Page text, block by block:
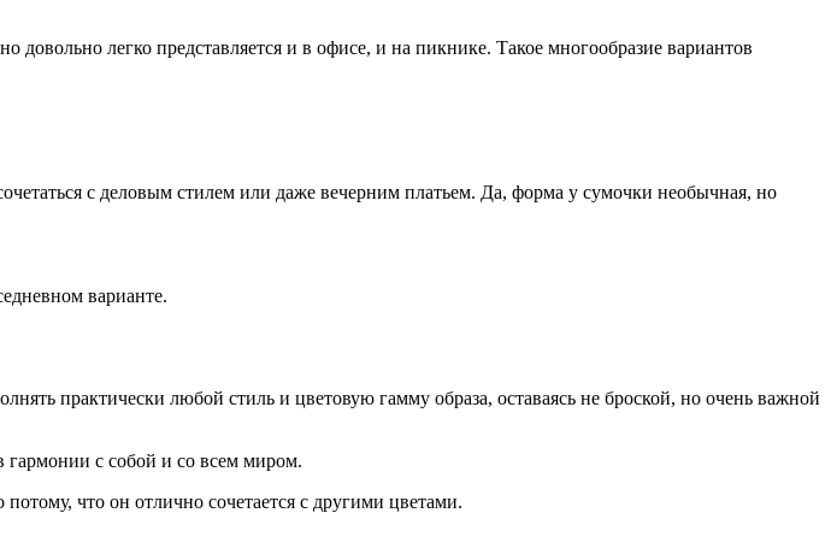
легко представляется и в офисе, и на пикнике. Такое многообразие вариантов
с деловым стилем или даже вечерним платьем. Да, форма у сумочки необычная, но
варианте.
практически любой стиль и цветовую гамму образа, оставаясь не броской, но очень важной
с собой и со всем миром.
что он отлично сочетается с другими цветами.